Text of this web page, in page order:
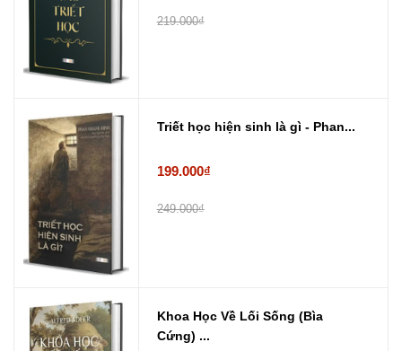
219.000₫
Triết học hiện sinh là gì - Phan...
199.000₫
249.000₫
Khoa Học Về Lối Sống (Bìa
Cứng) ...